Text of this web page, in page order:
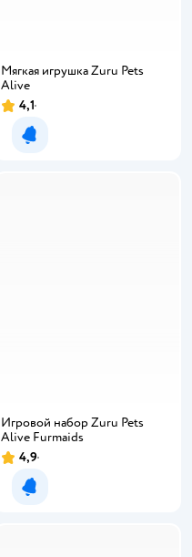
Мягкая игрушка Zuru Pets
Alive
4,1
Уведомить о появлении
Игровой набор Zuru Pets
Alive Furmaids
4,9
Уведомить о появлении